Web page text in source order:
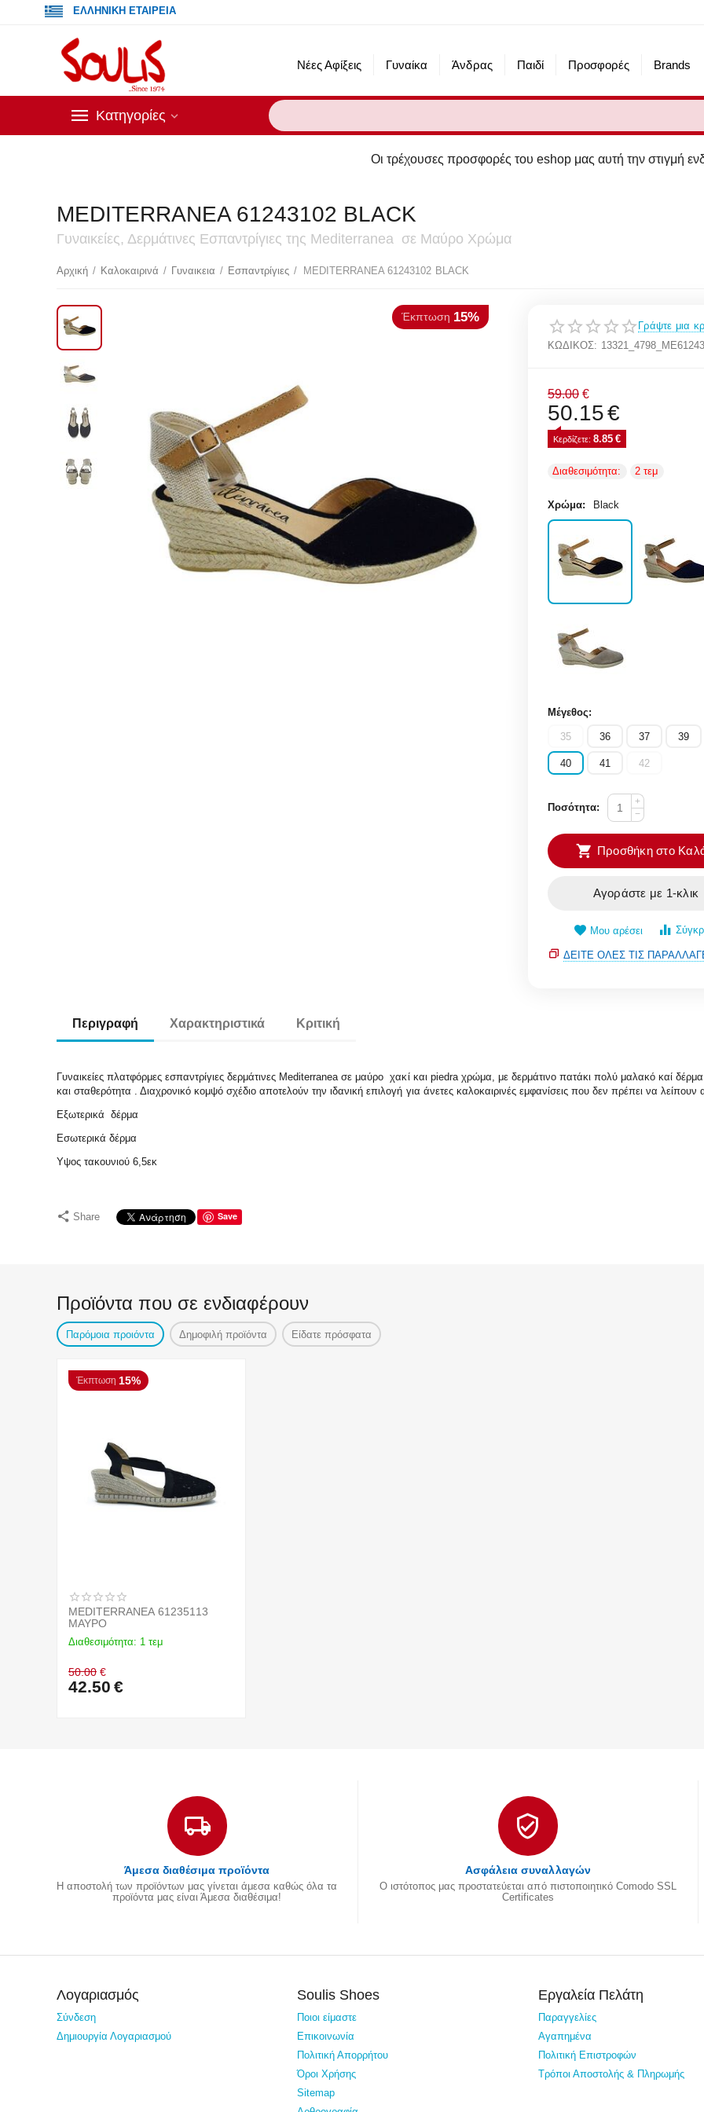
ΕΛΛΗΝΙΚΗ ΕΤΑΙΡΕΙΑ
Νέες Αφίξεις Γυναίκα Άνδρας Παιδί Προσφορές Brands
Κατηγορίες
Οι τρέχουσες προσφορές του eshop μας αυτή την στιγμή ενδέχεται
MEDITERRANEA 61243102 BLACK
Γυναικείες, Δερμάτινες Εσπαντρίγιες της Mediterranea σε Μαύρο Χρώμα
Αρχική / Καλοκαιρινά / Γυναικεια / Εσπαντρίγιες / MEDITERRANEA 61243102 BLACK
15%
Γράψτε μια
ΚΩΔΙΚΟΣ:
59.00 €
50.15€
Κερδίζετε: 8.85 €
Διαθεσιμότητα: 2 τεμ
Χρώμα: Black
Μέγεθος:
35 36 37 39
40 41 42
Ποσότητα:
+
−
Προσθήκη στο
Αγοράστε με 1-κλικ
Μου αρέσει
ΔΕΊΤΕ ΌΛΕΣ ΤΙΣ
Περιγραφή Χαρακτηριστικά Κριτική
Γυναικείες πλατφόρμες εσπαντρίγιες δερμάτινες Mediterranea σε μαύρο χακί και piedra χρώμα, με δερμάτινο πατάκι πολύ μαλακό καί
και σταθερότητα . Διαχρονικό κομψό σχέδιο αποτελούν την ιδανική επιλογή για άνετες καλοκαιρινές εμφανίσεις που δεν πρέπει να
Εξωτερικά δέρμα
Εσωτερικά δέρμα
Υψος τακουνιού 6,5εκ
Share Save
Προϊόντα που σε ενδιαφέρουν
Παρόμοια προιόντα Δημοφιλή προϊόντα Είδατε πρόσφατα
Έκπτωση 15%
MEDITERRANEA 61235113
ΜΑΥΡΟ
Διαθεσιμότητα: 1 τεμ
50.00 €
42.50 €
Άμεσα διαθέσιμα προϊόντα
Η αποστολή των προϊόντων μας γίνεται άμεσα καθώς όλα τα
προϊόντα μας είναι Άμεσα διαθέσιμα!
Ασφάλεια συναλλαγών
Ο ιστότοπος μας προστατεύεται από πιστοποιητικό Comodo SSL
Certificates
Λογαριασμός
Σύνδεση
Δημιουργία Λογαριασμού
Soulis Shoes
Ποιοι είμαστε
Επικοινωνία
Πολιτική Απορρήτου
Όροι Χρήσης
Sitemap
Εργαλεία Πελάτη
Παραγγελίες
Αγαπημένα
Πολιτική Επιστροφών
Τρόποι Αποστολής & Πληρωμής